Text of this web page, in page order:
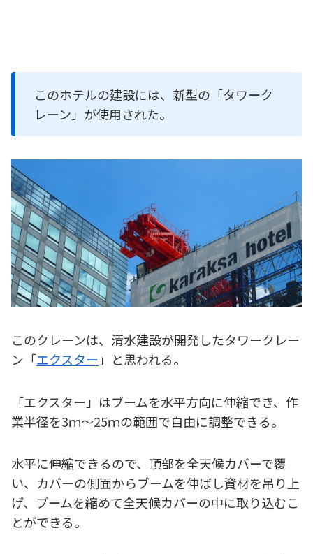
このホテルの建設には、新型の「タワーク
レーン」が使用された。
このクレーンは、清水建設が開発したタワークレー
ン「エクスター 」と思われる。
「エクスター」はブームを水平方向に伸縮でき、作
業半径を3ｍ～25ｍの範囲で自由に調整できる。
水平に伸縮できるので、頂部を全天候カバーで覆
い、カバーの側面からブームを伸ばし資材を吊り上
げ、ブームを縮めて全天候カバーの中に取り込むこ
とができる。